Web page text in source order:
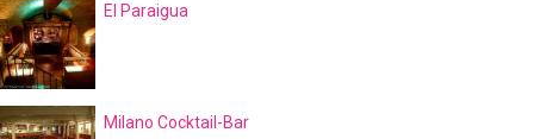
El Paraigua
Milano Cocktail-Bar